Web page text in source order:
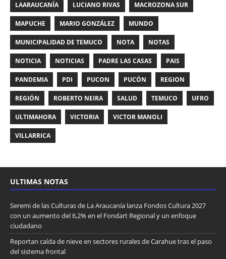
LAARAUCANÍA LUCIANO RIVAS MACROZONA SUR
MAPUCHE MARIO GONZÁLEZ MUNDO
MUNICIPALIDAD DE TEMUCO NOTA NOTAS
NOTICIA NOTICIAS PADRE LAS CASAS PAIS
PANDEMIA PDI PUCON PUCÓN REGION
REGIÓN ROBERTO NEIRA SALUD TEMUCO UFRO
ULTIMAHORA VICTORIA VICTOR MANOLI
VILLARRICA
ULTIMAS NOTAS
Seremi de las Culturas de La Araucanía lanza Fondos Cultura 2027
con un aumento del 6,2% en el Fondart Regional y un enfoque
ciudadano
Reportan caída de nieve en sectores rurales de Carahue tras el paso
del sistema frontal